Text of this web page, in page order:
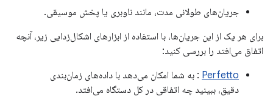
جریان‌های طولانی مدت، مانند ناوبری یا پخش موسیقی.
برای هر یک از این جریان‌ها، با استفاده از ابزارهای اشکال‌زدایی زیر، آنچه
اتفاق می‌افتد را بررسی کنید:
Perfetto : به شما امکان می‌دهد با داده‌های زمان‌بندی
دقیق، ببینید چه اتفاقی در کل دستگاه می‌افتد.